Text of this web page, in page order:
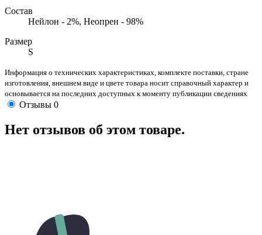
Состав
Нейлон - 2%, Неопрен - 98%
Размер
S
Информация о технических характеристиках, комплекте поставки, стране
изготовления, внешнем виде и цвете товара носит справочный характер и
основывается на последних доступных к моменту публикации сведениях
Отзывы 0
Нет отзывов об этом товаре.